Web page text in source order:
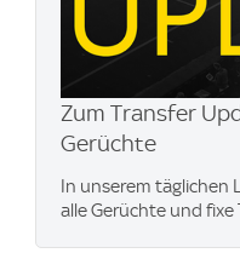
Zum Transfer
Gerüchte
In unserem täglichen
alle Gerüchte und